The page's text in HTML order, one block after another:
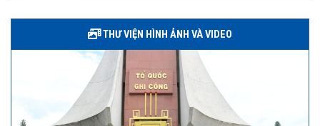
THƯ VIỆN HÌNH ẢNH VÀ VIDEO